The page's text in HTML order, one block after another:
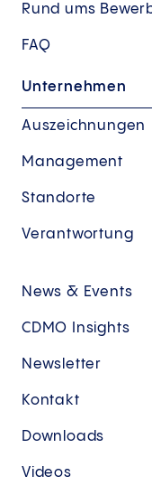
Rund ums
FAQ
Unternehmen
Auszeichnungen
Management
Standorte
Verantwortung
News & Events
CDMO Insights
Newsletter
Kontakt
Downloads
Videos